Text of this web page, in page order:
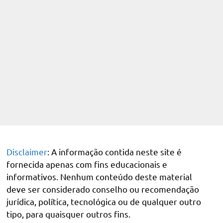
Disclaimer: A informação contida neste site é
fornecida apenas com fins educacionais e
informativos. Nenhum conteúdo deste material
deve ser considerado conselho ou recomendação
jurídica, política, tecnológica ou de qualquer outro
tipo, para quaisquer outros fins.